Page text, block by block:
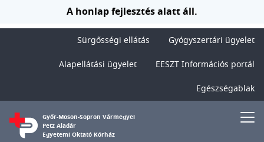
Ugrás a tartalomraA honlap fejlesztés alatt áll.
Sürgősségi ellátás
Gyógyszertári ügyelet
Alapellátási ügyelet
EESZT Információs portál
Egészségablak
Győr-Moson-Sopron Vármegyei
Petz Aladár
Egyetemi Oktató Kórház